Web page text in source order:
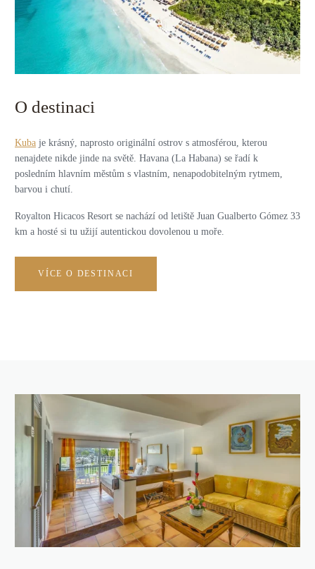
O destinaci
Kuba je krásný, naprosto originální ostrov s atmosférou, kterou
nenajdete nikde jinde na světě. Havana (La Habana) se řadí k
posledním hlavním městům s vlastním, nenapodobitelným rytmem,
barvou i chutí.
Royalton Hicacos Resort se nachází od letiště Juan Gualberto Gómez 33
km a hosté si tu užijí autentickou dovolenou u moře.
VÍCE O DESTINACI